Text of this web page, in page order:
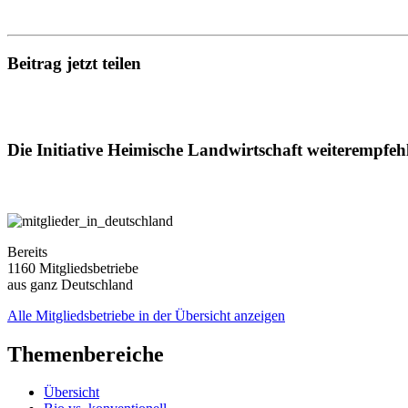
Beitrag jetzt teilen
Die Initiative Heimische Landwirtschaft
Bereits
1160 Mitgliedsbetriebe
aus ganz Deutschland
Alle Mitgliedsbetriebe in der Übersicht anzeigen
Themenbereiche
Übersicht